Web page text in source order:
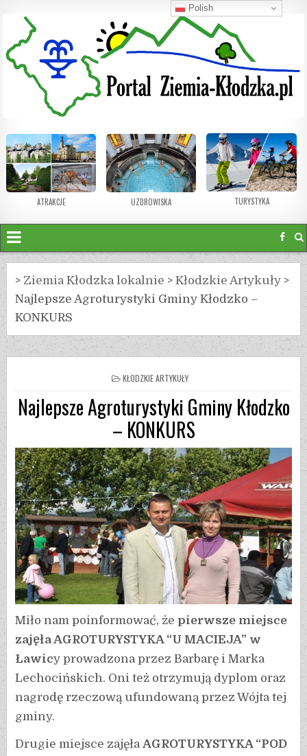
ATRAKCJE UZDROWISKA TURYSTYKA
> Ziemia Kłodzka lokalnie >Kłodzkie Artykuły >
Najlepsze Agroturystyki Gminy Kłodzko –
KONKURS
KŁODZKIE ARTYKUŁY
Najlepsze Agroturystyki Gminy Kłodzko
– KONKURS
Miło nam poinformować, że pierwsze miejsce
zajęła AGROTURYSTYKA “U MACIEJA” w
Ławicy prowadzona przez Barbarę i Marka
Lechocińskich. Oni też otrzymują dyplom oraz
nagrodę rzeczową ufundowaną przez Wójta tej
gminy.
Drugie miejsce zajęłaAGROTURYSTYKA “POD
Polish